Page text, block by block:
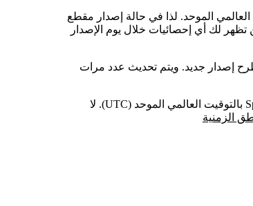
العالمي الموحد. لذا في حالة إصدار مقطع
لن تظهر لك أي إحصائيات خلال يوم الإصدار
المباشر خلال أول 7 أيام من طرح إصدار جديد. ويتم تحديث عدد مرات
يتم تسجيل الإحصائيات في Spotify for Artists بالتوقيت العالمي الموحد (UTC). لا
الزمنية